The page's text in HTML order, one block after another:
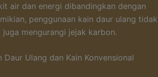
air dan energi dibandingkan dengan
penggunaan kain daur ulang tidak
mengurangi jejak karbon.
Ulang dan Kain Konvensional